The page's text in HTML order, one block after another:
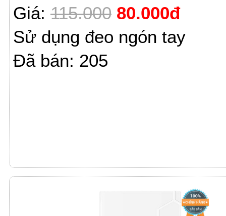
Giá: 115.000 80.000đ
Sử dụng đeo ngón tay
Đã bán: 205